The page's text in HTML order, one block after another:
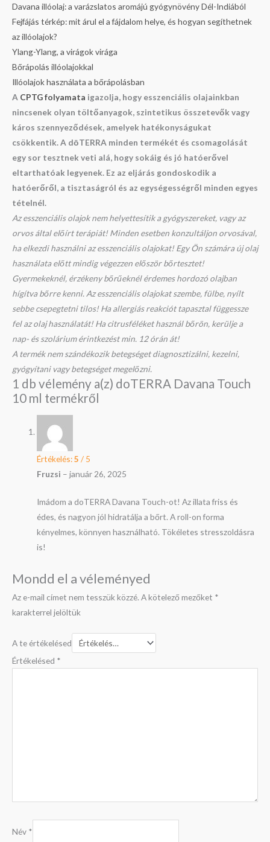
Davana illóolaj: a varázslatos aromájú gyógynövény Dél-Indiából
Fejfájás térkép: mit árul el a fájdalom helye, és hogyan segíthetnek
az illóolajok?
Ylang-Ylang, a virágok virága
Bőrápolás illóolajokkal
Illóolajok használata a bőrápolásban
A CPTG folyamata igazolja, hogy esszenciális olajainkban
nincsenek olyan töltőanyagok, szintetikus összetevők vagy
káros szennyeződések, amelyek hatékonyságukat
csökkentik. A dōTERRA minden termékét és csomagolását
egy sor tesztnek veti alá, hogy sokáig és jó hatóerővel
eltarthatóak legyenek. Ez az eljárás gondoskodik a
hatóerőről, a tisztaságról és az egységességről minden egyes
tételnél.
Az esszenciális olajok nem helyettesítik a gyógyszereket, vagy az
orvos által előírt terápiát! Minden esetben konzultáljon orvosával,
ha elkezdi használni az esszenciális olajokat! Egy Ön számára új olaj
használata előtt mindig végezzen először bőrtesztet!
Gyermekeknél, érzékeny bőrűeknél érdemes hordozó olajban
hígítva bőrre kenni. Az esszenciális olajokat szembe, fülbe, nyílt
sebbe csepegtetni tilos! Ha allergiás reakciót tapasztal függessze
fel az olaj használatát! Ha citrusféléket használ bőrön, kerülje a
nap- és szolárium érintkezést min. 12 órán át!
A termék nem szándékozik betegséget diagnosztizálni, kezelni,
gyógyítani vagy betegséget megelőzni.
1 db vélemény a(z) doTERRA Davana Touch
10 ml termékről
Értékelés:5 / 5
Fruzsi – január 26, 2025
Imádom a doTERRA Davana Touch-ot! Az illata friss és
édes, és nagyon jól hidratálja a bőrt. A roll-on forma
kényelmes, könnyen használható. Tökéletes stresszoldásra
is!
Mondd el a véleményed
Az e-mail címet nem tesszük közzé. A kötelező mezőket *
karakterrel jelöltük
A te értékelésed
Értékelésed *
Név *